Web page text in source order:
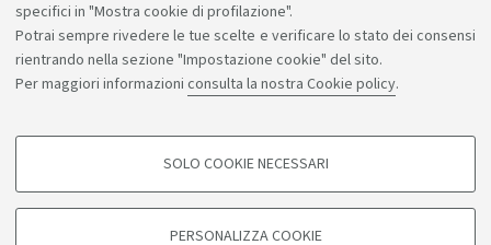
specifici in "Mostra cookie di profilazione".
Potrai sempre rivedere le tue scelte e verificare lo stato dei consensi
rientrando nella sezione "Impostazione cookie" del sito.
Per maggiori informazioni consulta la nostra Cookie policy.
COOKIE DI PROFILAZIONE - FACOLTATIVI
SOLO COOKIE NECESSARI
PERSONALIZZA COOKIE
Seguici su: